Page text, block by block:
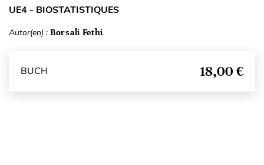
UE4 - BIOSTATISTIQUES
Autor(en) : Borsali Fethi
BUCH 18,00 €